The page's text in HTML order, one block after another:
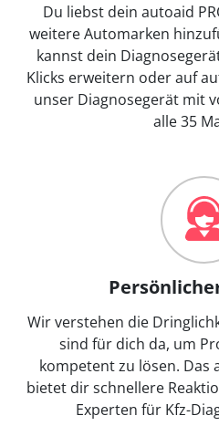
Du liebst dein autoaid
weitere Automarken
kannst dein
Klicks erweitern oder auf
unser Diagnosegerät mit
alle 35
Wir verstehen die
sind für dich da, um
kompetent zu lösen. Das
bietet dir schnellere
Experten für Kfz-